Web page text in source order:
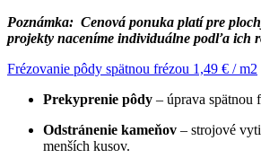
Poznámka: Cenová ponuka platí pre
projekty naceníme individuálne podľa ich
Frézovanie pôdy spätnou frézou 1,49 € / m2
Prekyprenie pôdy – úprava spätnou
Odstránenie kameňov – strojové
menších kusov.